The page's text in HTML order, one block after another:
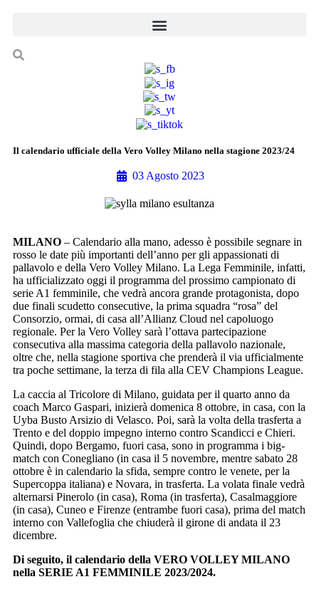
Il calendario ufficiale della Vero Volley Milano nella stagione 2023/24
03 Agosto 2023
MILANO – Calendario alla mano, adesso è possibile segnare in
rosso le date più importanti dell’anno per gli appassionati di
pallavolo e della Vero Volley Milano. La Lega Femminile, infatti,
ha ufficializzato oggi il programma del prossimo campionato di
serie A1 femminile, che vedrà ancora grande protagonista, dopo
due finali scudetto consecutive, la prima squadra “rosa” del
Consorzio, ormai, di casa all’Allianz Cloud nel capoluogo
regionale. Per la Vero Volley sarà l’ottava partecipazione
consecutiva alla massima categoria della pallavolo nazionale,
oltre che, nella stagione sportiva che prenderà il via ufficialmente
tra poche settimane, la terza di fila alla CEV Champions League.
La caccia al Tricolore di Milano, guidata per il quarto anno da
coach Marco Gaspari, inizierà domenica 8 ottobre, in casa, con la
Uyba Busto Arsizio di Velasco. Poi, sarà la volta della trasferta a
Trento e del doppio impegno interno contro Scandicci e Chieri.
Quindi, dopo Bergamo, fuori casa, sono in programma i big-
match con Conegliano (in casa il 5 novembre, mentre sabato 28
ottobre è in calendario la sfida, sempre contro le venete, per la
Supercoppa italiana) e Novara, in trasferta. La volata finale vedrà
alternarsi Pinerolo (in casa), Roma (in trasferta), Casalmaggiore
(in casa), Cuneo e Firenze (entrambe fuori casa), prima del match
interno con Vallefoglia che chiuderà il girone di andata il 23
dicembre.
Di seguito, il calendario della VERO VOLLEY MILANO
nella SERIE A1 FEMMINILE 2023/2024.